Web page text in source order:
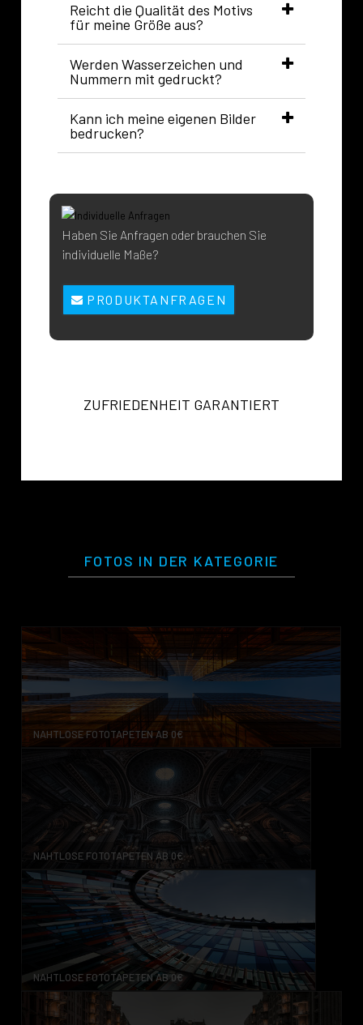
Reicht die Qualität des Motivs
für meine Größe aus?
Werden Wasserzeichen und
Nummern mit gedruckt?
Kann ich meine eigenen Bilder
bedrucken?
Haben Sie Anfragen oder brauchen Sie
individuelle Maße?
PRODUKTANFRAGEN
ZUFRIEDENHEIT GARANTIERT
FOTOS IN DER KATEGORIE
NAHTLOSE FOTOTAPETEN AB 0€
NAHTLOSE FOTOTAPETEN AB 0€
NAHTLOSE FOTOTAPETEN AB 0€